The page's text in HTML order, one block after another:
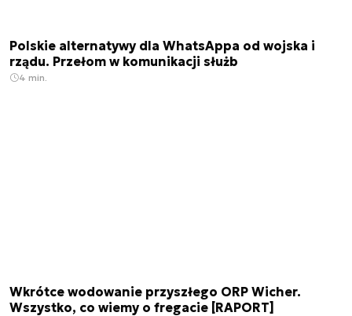
Polskie alternatywy dla WhatsAppa od wojska i
rządu. Przełom w komunikacji służb
4 min.
Wkrótce wodowanie przyszłego ORP Wicher.
Wszystko, co wiemy o fregacie [RAPORT]